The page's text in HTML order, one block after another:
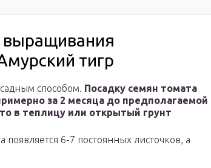
выращивания
тигр
способом. Посадку семян томата
за 2 месяца до предполагаемой
в теплицу или открытый грунт
появляется 6-7 постоянных листочков, а